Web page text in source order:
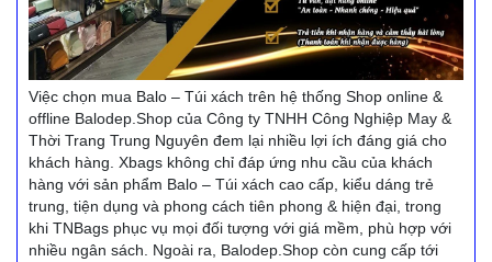
Việc chọn mua Balo – Túi xách trên hệ thống Shop online &
offline Balodep.Shop của Công ty TNHH Công Nghiệp May &
Thời Trang Trung Nguyên đem lại nhiều lợi ích đáng giá cho
khách hàng. Xbags không chỉ đáp ứng nhu cầu của khách
hàng với sản phẩm Balo – Túi xách cao cấp, kiểu dáng trẻ
trung, tiện dụng và phong cách tiên phong & hiện đại, trong
khi TNBags phục vụ mọi đối tượng với giá mềm, phù hợp với
nhiều ngân sách. Ngoài ra, Balodep.Shop còn cung cấp tới